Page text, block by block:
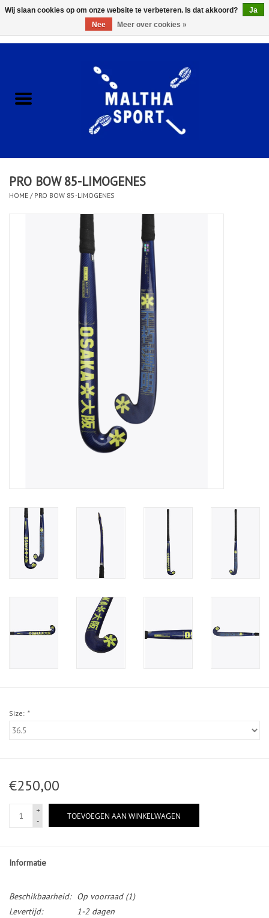
ACCESSOIRES/HARDWARE
KLEDING
CLUBSHOPS
Afspraak Loop Analyse
PRO BOW 85-LIMOGENES
HOME / PRO BOW 85-LIMOGENES
Size: *
€250,00
+
-
TOEVOEGEN AAN WINKELWAGEN
Informatie
Beschikbaarheid: Op voorraad(1)
Levertijd:
1-2 dagen
Wij slaan cookies op om onze website te verbeteren. Is dat akkoord?
Ja
Nee
Meer over cookies »